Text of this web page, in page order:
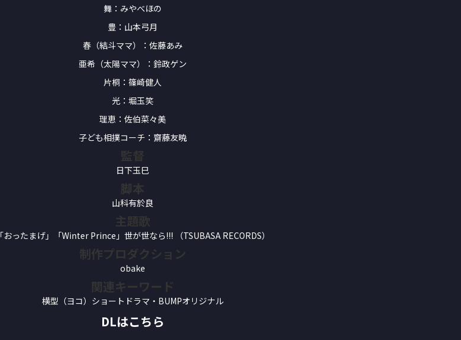
舞：みやべほの
豊：山本弓月
春（結斗ママ）：佐藤あみ
亜希（太陽ママ）：鈴政ゲン
片桐：篠崎健人
光：堀玉笑
理恵：佐伯菜々美
子ども相撲コーチ：齋藤友暁
監督
日下玉巳
脚本
山科有於良
主題歌
「おったまげ」「Winter Prince」世が世なら!!! （TSUBASA RECORDS）
制作プロダクション
obake
関連キーワード
横型（ヨコ）ショートドラマ・BUMPオリジナル
DLはこちら